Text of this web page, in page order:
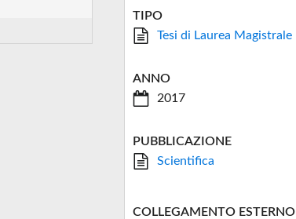
TIPO
Tesi di Laurea Magistrale
ANNO
2017
PUBBLICAZIONE
Scientifica
COLLEGAMENTO ESTERNO